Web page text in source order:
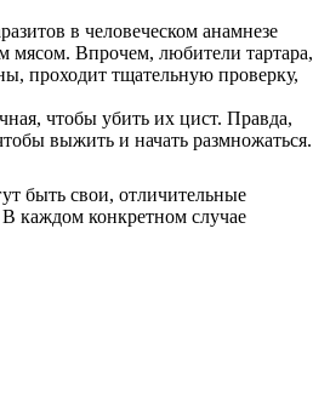
в человеческом анамнезе
мясом. Впрочем, любители тартара,
проходит тщательную проверку,
чтобы убить их цист. Правда,
выжить и начать размножаться.
быть свои, отличительные
каждом конкретном случае